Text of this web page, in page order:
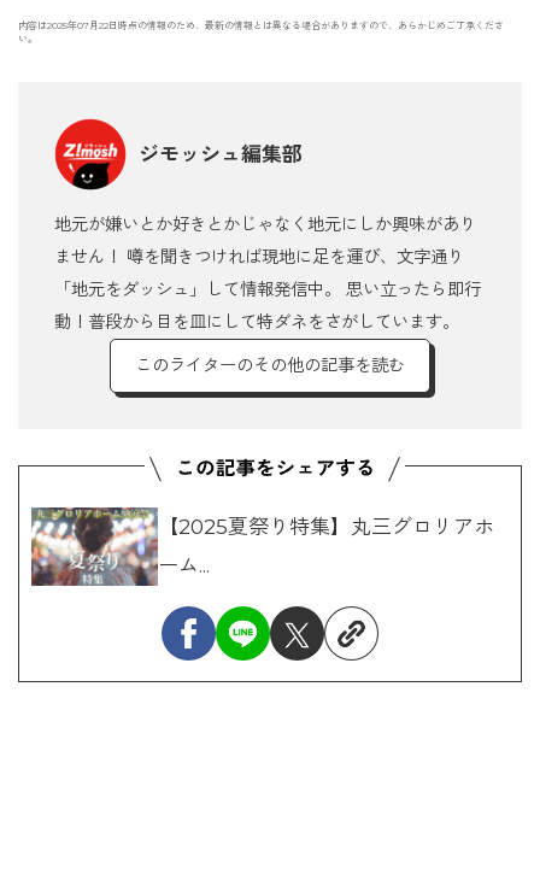
内容は2025年07月22日時点の情報のため、最新の情報とは異なる場合がありますので、あらかじめご了承くださ
い。
ジモッシュ編集部
地元が嫌いとか好きとかじゃなく地元にしか興味があり
ません！ 噂を聞きつければ現地に足を運び、文字通り
「地元をダッシュ」して情報発信中。 思い立ったら即行
動！普段から目を皿にして特ダネをさがしています。
このライターのその他の記事を読む
【2025夏祭り特集】丸三グロリアホ
ーム...